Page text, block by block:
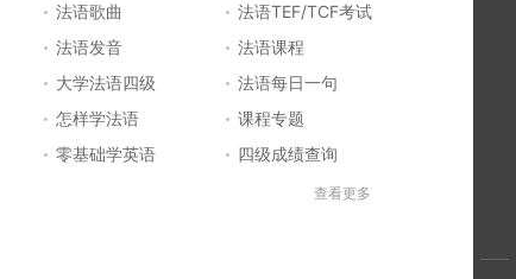
法语歌曲
法语TEF/TCF考试
法语发音
法语课程
大学法语四级
法语每日一句
怎样学法语
课程专题
零基础学英语
四级成绩查询
四六级成绩查询
查看更多